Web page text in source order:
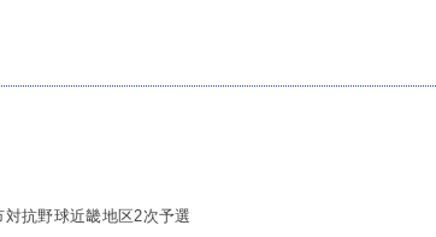
対抗野球近畿地区2次予選